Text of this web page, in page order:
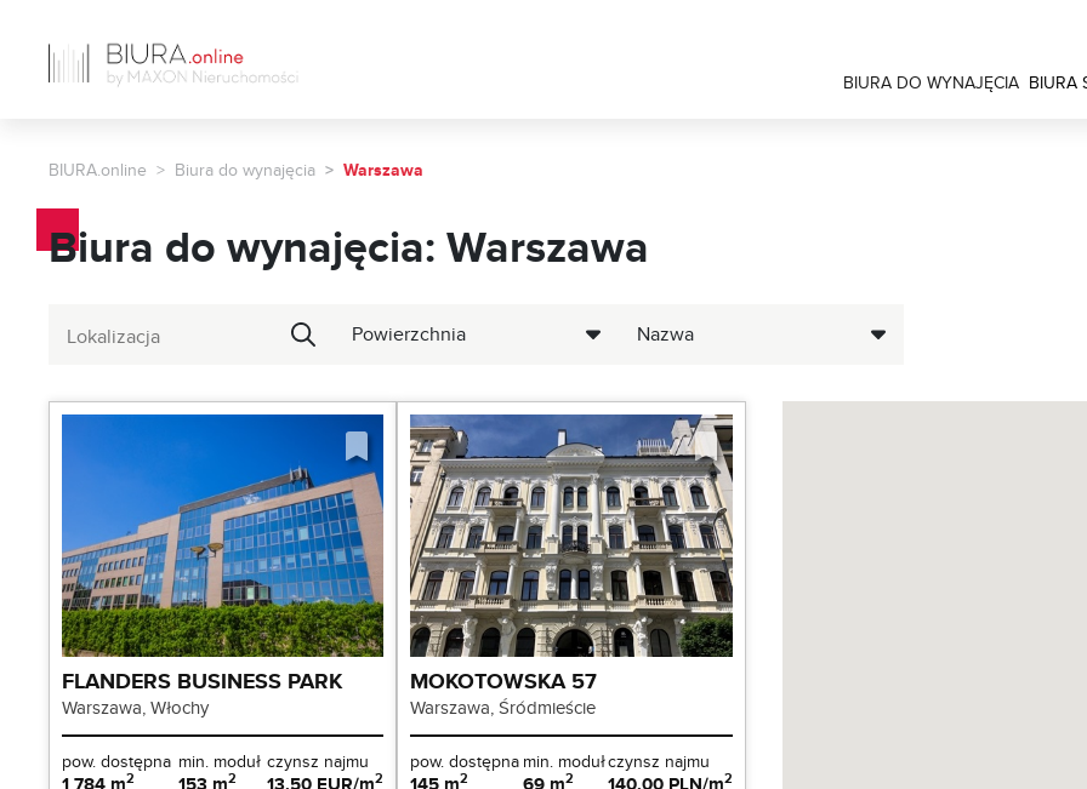
BIURA DO WYNAJĘCIA BIURA
BIURA.online Biura do wynajęcia Warszawa
Biura do wynajęcia: Warszawa
Powierzchnia Nazwa
FLANDERS BUSINESS PARK
Warszawa, Włochy
pow. dostępna
2
min. moduł
2
czynsz najmu
2
MOKOTOWSKA 57
Warszawa, Śródmieście
pow. dostępna
2
min. moduł
2
czynsz najmu
2